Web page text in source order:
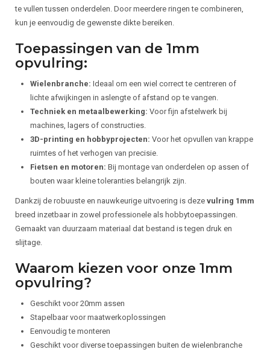
te vullen tussen onderdelen. Door meerdere ringen te combineren,
kun je eenvoudig de gewenste dikte bereiken.
Toepassingen van de 1mm
opvulring:
Wielenbranche: Ideaal om een wiel correct te centreren of
lichte afwijkingen in aslengte of afstand op te vangen.
Techniek en metaalbewerking: Voor fijn afstelwerk bij
machines, lagers of constructies.
3D-printing en hobbyprojecten: Voor het opvullen van krappe
ruimtes of het verhogen van precisie.
Fietsen en motoren: Bij montage van onderdelen op assen of
bouten waar kleine toleranties belangrijk zijn.
Dankzij de robuuste en nauwkeurige uitvoering is deze vulring 1mm
breed inzetbaar in zowel professionele als hobbytoepassingen.
Gemaakt van duurzaam materiaal dat bestand is tegen druk en
slijtage.
Waarom kiezen voor onze 1mm
opvulring?
Geschikt voor 20mm assen
Stapelbaar voor maatwerkoplossingen
Eenvoudig te monteren
Geschikt voor diverse toepassingen buiten de wielenbranche